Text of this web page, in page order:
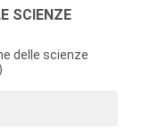
SCIENZE
delle scienze